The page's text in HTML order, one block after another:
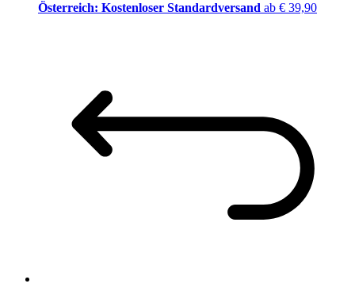
Österreich: Kostenloser Standardversand ab € 39,90